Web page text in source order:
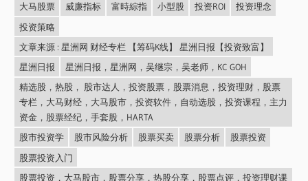
大马股票
威廉指标 富時綜指 小型股 投资ROI
投资理念
投资策略
文章来源 : 星洲网 财经专栏 【筹码K线】 星洲日报【投资致富】
星洲日报
星洲日报，星洲网，吴继宗，吴老师，KC GOH
精选股，热股， 股市达人，投资股票，股票消息，投资理财，股票
专栏，大马财经，大马股市，投资软件，自动选股，投资课程，主力
资金，股票经纪，手套股，HARTA
股市投资学
股市风险分析 股票买卖 股票分析
股票投资
股票投资入门
股票投资，大马股市，股票分享，热股分享，股票点评，投资理财课